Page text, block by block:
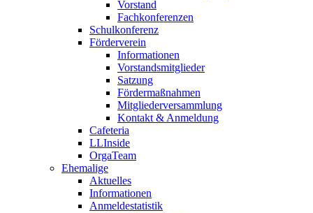
Vorstand
Fachkonferenzen
Schulkonferenz
Förderverein
Informationen
Vorstandsmitglieder
Satzung
Fördermaßnahmen
Mitgliederversammlung
Kontakt & Anmeldung
Cafeteria
LLInside
OrgaTeam
Ehemalige
Aktuelles
Informationen
Anmeldestatistik